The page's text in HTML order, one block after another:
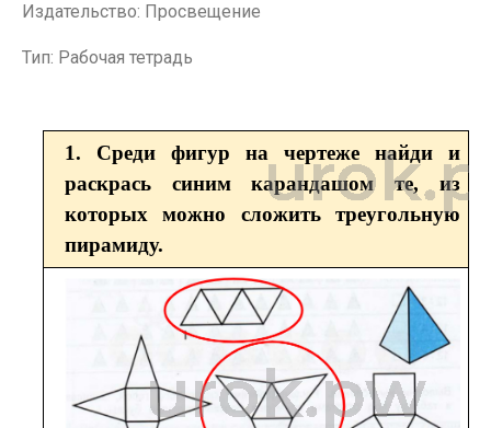
Издательство: Просвещение
Тип: Рабочая тетрадь
1. Среди фигур на чертеже найди и
раскрась синим карандашом те, из
которых можно сложить треугольную
пирамиду.